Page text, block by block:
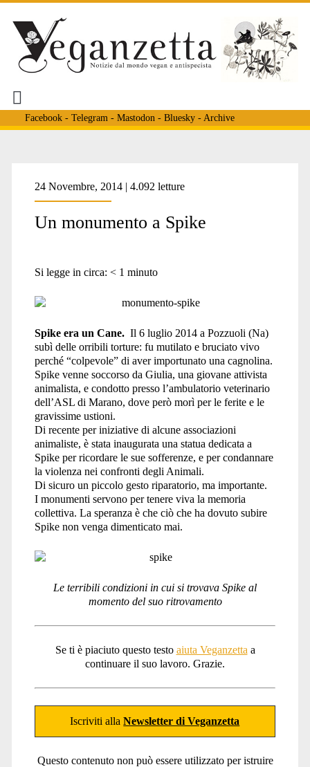
Facebook- Telegram - Mastodon - Bluesky- Archive
24 Novembre, 2014 | 4.092 letture
Un monumento a Spike
Si legge in circa: < 1 minuto
Spike era un Cane.Il 6 luglio 2014 a Pozzuoli (Na)
subì delle orribili torture: fu mutilato e bruciato vivo
perché “colpevole” di aver importunato una cagnolina.
Spike venne soccorso da Giulia, una giovane attivista
animalista, e condotto presso l’ambulatorio veterinario
dell’ASL di Marano, dove però morì per le ferite e le
gravissime ustioni.
Di recente per iniziative di alcune associazioni
animaliste, è stata inaugurata una statua dedicata a
Spike per ricordare le sue sofferenze, e per condannare
la violenza nei confronti degli Animali.
Di sicuro un piccolo gesto riparatorio, ma importante.
I monumenti servono per tenere viva la memoria
collettiva. La speranza è che ciò che ha dovuto subire
Spike non venga dimenticato mai.
Le terribili condizioni in cui si trovava Spike al
momento del suo ritrovamento
Se ti è piaciuto questo testo aiuta Veganzetta a
continuare il suo lavoro. Grazie.
Iscriviti allaNewsletter di Veganzetta
Questo contenuto non può essere utilizzato per istruire